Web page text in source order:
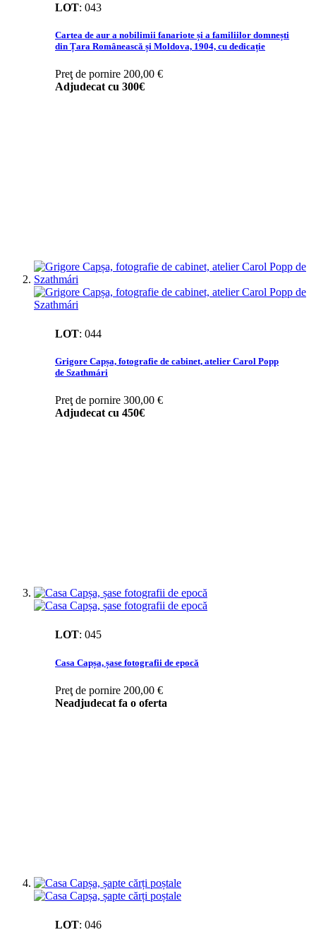
LOT: 043
Cartea de aur a nobilimii fanariote și a familiilor domnești
din Țara Românească și Moldova, 1904, cu dedicație
Preţ de pornire 200,00 €
Adjudecat cu 300€
LOT: 044
Grigore Capșa, fotografie de cabinet, atelier Carol Popp
de Szathmári
Preţ de pornire 300,00 €
Adjudecat cu 450€
LOT: 045
Casa Capșa, șase fotografii de epocă
Preţ de pornire 200,00 €
Neadjudecat fa o oferta
LOT: 046